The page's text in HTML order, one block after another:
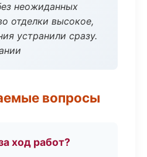
неожиданных
отделки высокое,
устранили сразу.
вопросы
ход работ?